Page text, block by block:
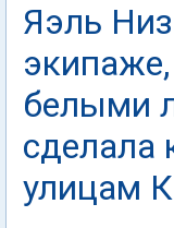
Яэль
белыми
сделала
улицам